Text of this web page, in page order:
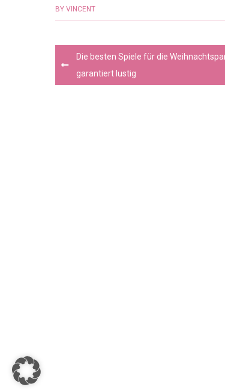
BY VINCENT
Post
navigation
Die besten Spiele für die
garantiert lustig